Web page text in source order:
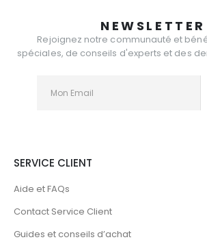
NEWSLETTER
Rejoignez notre communauté et
spéciales, de conseils d'experts et des
SERVICE CLIENT
Aide et FAQs
Contact Service Client
Guides et conseils d’achat